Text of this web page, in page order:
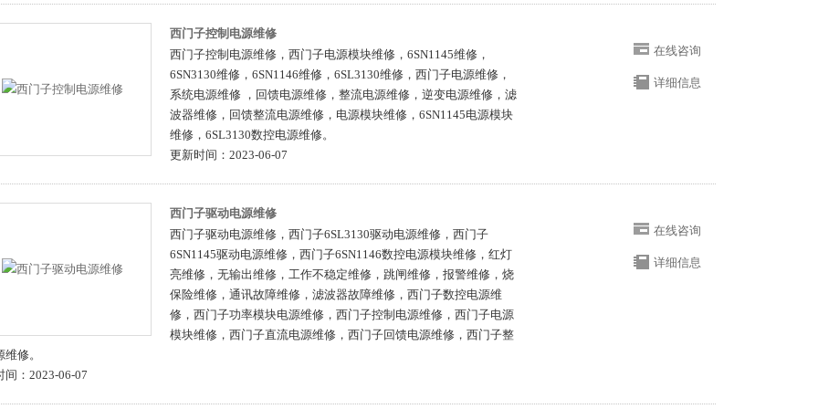
西门子控制电源维修
西门子控制电源维修，西门子电源模块维修，6SN1145维修，
6SN3130维修，6SN1146维修，6SL3130维修，西门子电源维修，
系统电源维修 ，回馈电源维修，整流电源维修，逆变电源维修，滤
波器维修，回馈整流电源维修，电源模块维修，6SN1145电源模块
维修，6SL3130数控电源维修。
更新时间：2023-06-07
在线咨询
详细信息
西门子驱动电源维修
西门子驱动电源维修，西门子6SL3130驱动电源维修，西门子
6SN1145驱动电源维修，西门子6SN1146数控电源模块维修，红灯
亮维修，无输出维修，工作不稳定维修，跳闸维修，报警维修，烧
保险维修，通讯故障维修，滤波器故障维修，西门子数控电源维
修，西门子功率模块电源维修，西门子控制电源维修，西门子电源
模块维修，西门子直流电源维修，西门子回馈电源维修，西门子整
修。
间：2023-06-07
在线咨询
详细信息